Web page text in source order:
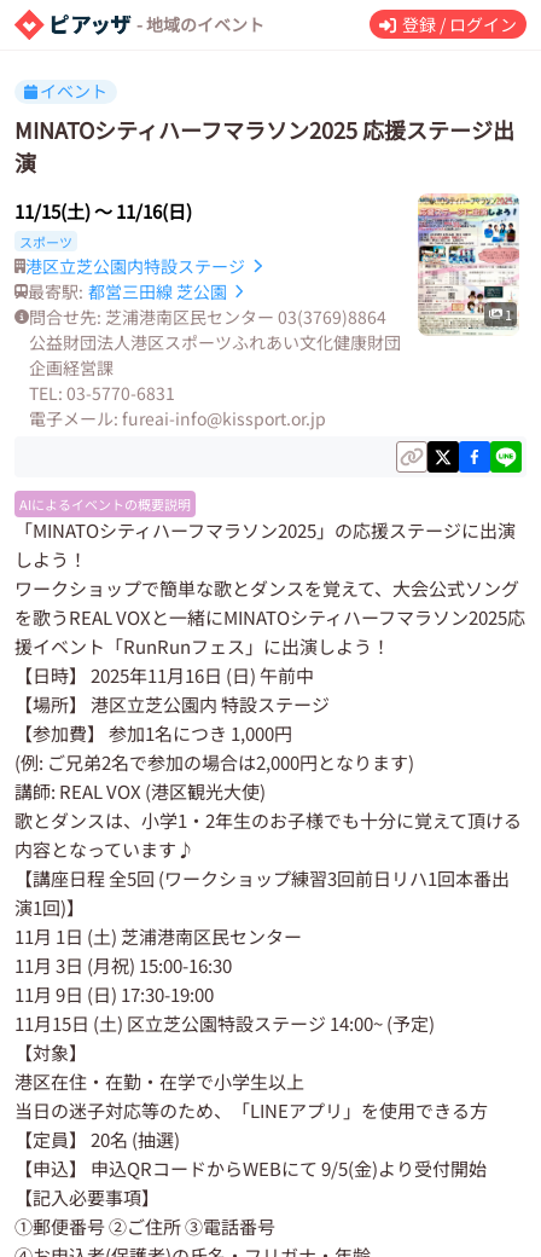
- 地域のイベント 登録 / ログイン
イベント
MINATOシティハーフマラソン2025 応援ステージ出
演
11/15(土)〜11/16(日)
スポーツ
港区立芝公園内特設ステージ
最寄駅: 都営三田線 芝公園
問合せ先: 芝浦港南区民センター 03(3769)8864
公益財団法人港区スポーツふれあい文化健康財団
企画経営課
TEL: 03-5770-6831
電子メール: fureai-info@kissport.or.jp
1
AIによるイベントの概要説明
「MINATOシティハーフマラソン2025」の応援ステージに出演
しよう！
ワークショップで簡単な歌とダンスを覚えて、大会公式ソング
を歌うREAL VOXと一緒にMINATOシティハーフマラソン2025応
援イベント「RunRunフェス」に出演しよう！
【日時】 2025年11月16日 (日) 午前中
【場所】 港区立芝公園内 特設ステージ
【参加費】 参加1名につき 1,000円
(例: ご兄弟2名で参加の場合は2,000円となります)
講師: REAL VOX (港区観光大使)
歌とダンスは、小学1・2年生のお子様でも十分に覚えて頂ける
内容となっています♪
【講座日程 全5回 (ワークショップ練習3回前日リハ1回本番出
演1回)】
11月 1日 (土) 芝浦港南区民センター
11月 3日 (月祝) 15:00-16:30
11月 9日 (日) 17:30-19:00
11月15日 (土) 区立芝公園特設ステージ 14:00~ (予定)
【対象】
港区在住・在勤・在学で小学生以上
当日の迷子対応等のため、「LINEアプリ」を使用できる方
【定員】 20名 (抽選)
【申込】 申込QRコードからWEBにて 9/5(金)より受付開始
【記入必要事項】
①郵便番号 ②ご住所 ③電話番号